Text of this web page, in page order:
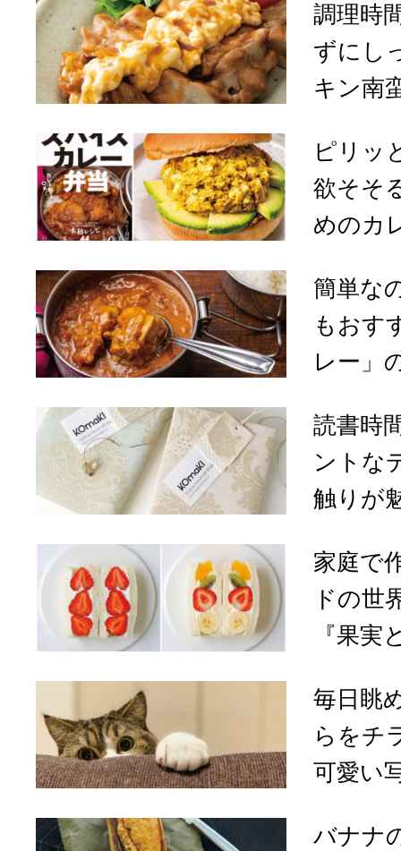
調理時
ずにし
キン南
ピリッ
欲そそ
めのカ
簡単な
もおす
レー」
読書時
ントな
触りが
家庭で
ドの世
『果実
毎日眺
らをチ
可愛い
バナナ